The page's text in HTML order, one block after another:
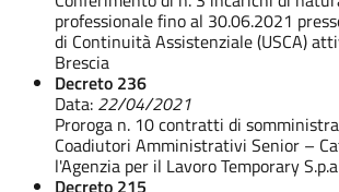
professionale fino al 30.06.2021
di Continuità Assistenziale (USCA)
Brescia
Decreto 236
Data: 22/04/2021
Proroga n. 10 contratti di
Coadiutori Amministrativi Senior –
l'Agenzia per il Lavoro Temporary S.p.a
Decreto 215